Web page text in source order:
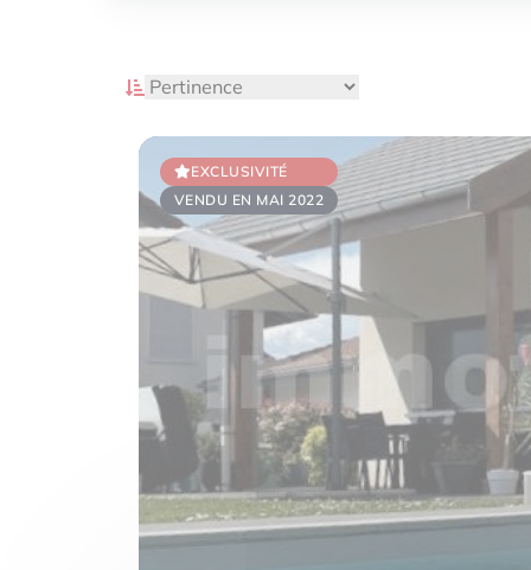
EXCLUSIVITÉ
VENDU EN MAI 2022